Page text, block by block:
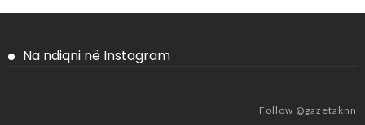
Na ndiqni në Instagram
Follow @gazetaknn